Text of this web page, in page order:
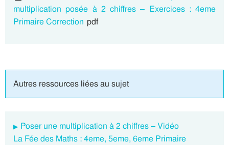
multiplication posée à 2 chiffres – Exercices : 4eme
Primaire Correction pdf
Autres ressources liées au sujet
Poser une multiplication à 2 chiffres – Vidéo
La Fée des Maths : 4eme, 5eme, 6eme Primaire